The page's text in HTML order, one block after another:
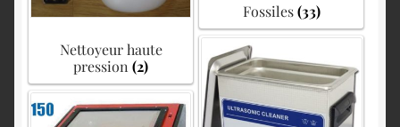
Fossiles(33)
Nettoyeur haute
pression(2)